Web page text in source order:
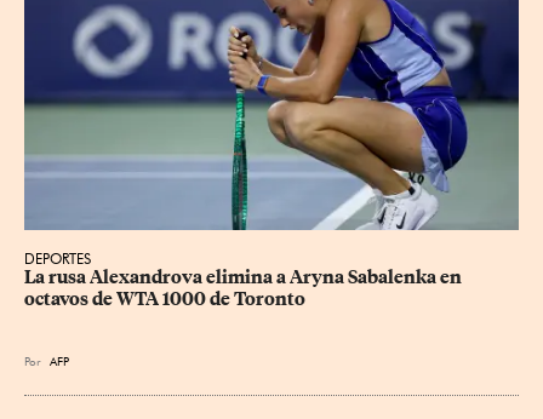
DEPORTES
La rusa Alexandrova elimina a Aryna Sabalenka en
octavos de WTA 1000 de Toronto
Por AFP